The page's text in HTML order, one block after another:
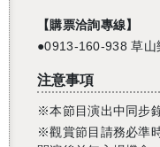
【購票洽詢專線】
●0913-160-938 草山
注意事項
※本節目演出中同步
※觀賞節目請務必準